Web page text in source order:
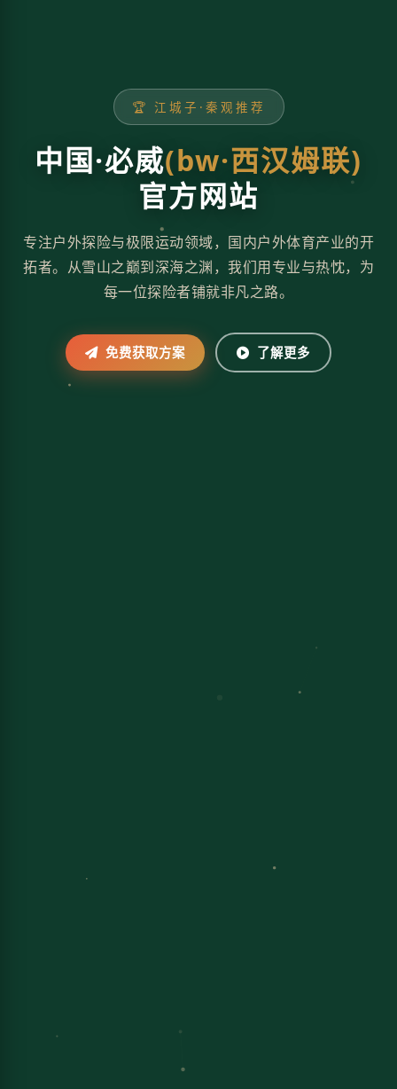
🏆 江城子·秦观推荐
中国·必威(bw·西汉姆联)
官方网站
专注户外探险与极限运动领域，国内户外体育产业的开
拓者。从雪山之巅到深海之渊，我们用专业与热忱，为
每一位探险者铺就非凡之路。
免费获取方案 了解更多